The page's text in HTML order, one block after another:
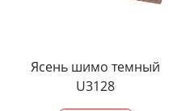
Ясень шимо темный
U3128